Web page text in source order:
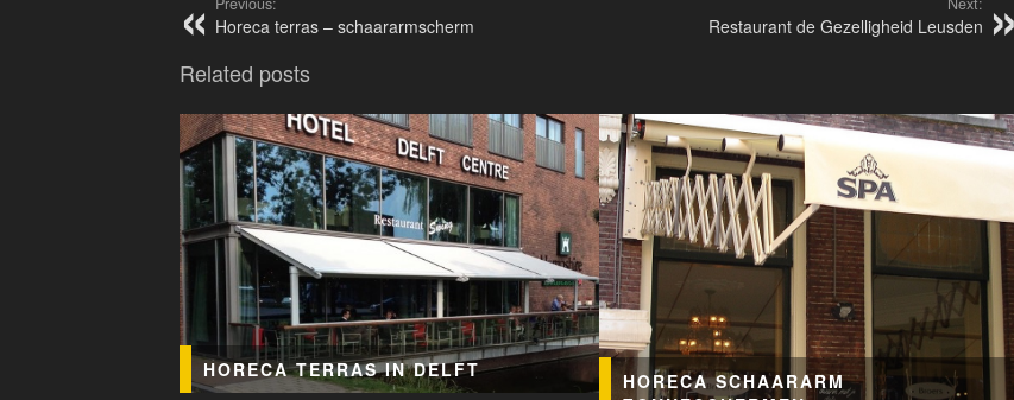
Horeca terras – schaararmscherm Restaurant de Gezelligheid Leusden
Related posts
HORECA TERRAS IN DELFT
HORECA SCHAARARM